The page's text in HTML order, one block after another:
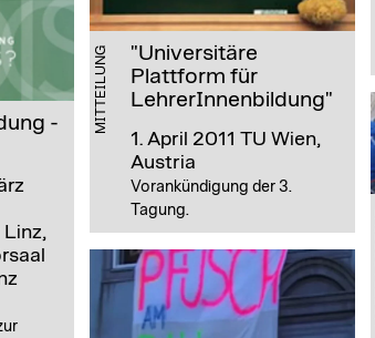
MITTEILUNG
"Universitäre
Plattform für
LehrerInnenbildung"
1. April 2011TU Wien,
Austria
Vorankündigung der 3.
Tagung.
-